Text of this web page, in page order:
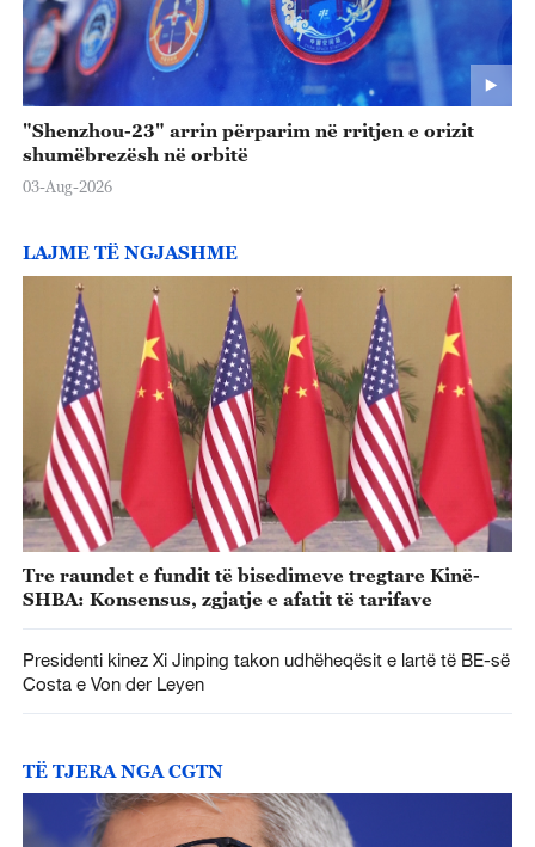
"Shenzhou-23" arrin përparim në rritjen e orizit
shumëbrezësh në orbitë
03-Aug-2026
LAJME TË NGJASHME
Tre raundet e fundit të bisedimeve tregtare Kinë-
SHBA: Konsensus, zgjatje e afatit të tarifave
Presidenti kinez Xi Jinping takon udhëheqësit e lartë të BE-së
Costa e Von der Leyen
TË TJERA NGA CGTN